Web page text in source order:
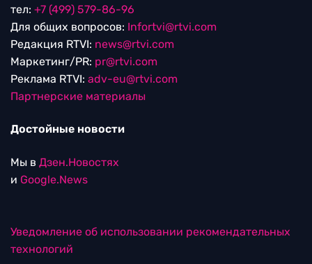
тел: +7 (499) 579-86-96
Для общих вопросов: Infortvi@rtvi.com
Редакция RTVI: news@rtvi.com
Маркетинг/PR: pr@rtvi.com
Реклама RTVI: adv-eu@rtvi.com
Партнерские материалы
Достойные новости
Мы в Дзен.Новостях
и Google.News
Уведомление об использовании рекомендательных
технологий